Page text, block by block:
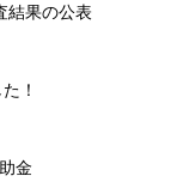
果の公表
！
金